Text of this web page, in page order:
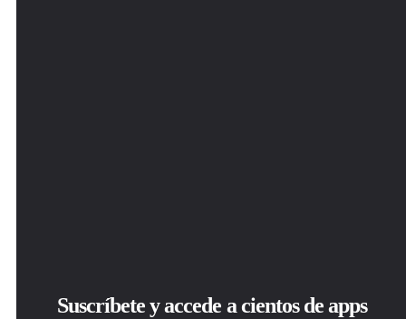
Suscríbete y accede a cientos de apps